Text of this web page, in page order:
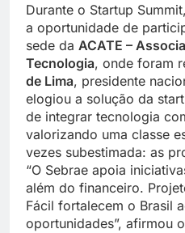
Durante o Startup
a oportunidade de
sede da ACATE –
Tecnologia, onde foram
de Lima, presidente
elogiou a solução da
de integrar tecnologia
valorizando uma classe
vezes subestimada: as
“O Sebrae apoia
além do financeiro.
Fácil fortalecem o Brasil
oportunidades”, afirmou